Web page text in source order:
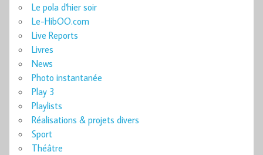
Le pola d'hier soir
Le-HibOO.com
Live Reports
Livres
News
Photo instantanée
Play 3
Playlists
Réalisations & projets divers
Sport
Théâtre